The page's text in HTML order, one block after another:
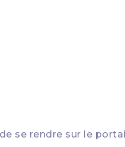
se rendre sur le